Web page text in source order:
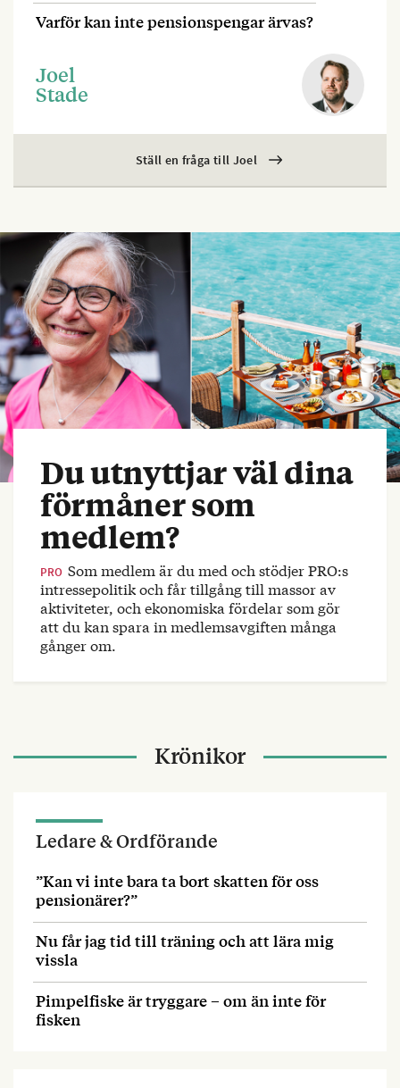
Varför kan inte pensionspengar ärvas?
Joel
Stade
Ställ en fråga till Joel
Du utnyttjar väl dina
förmåner som
medlem?
PRO Som medlem är du med och stödjer PRO:s
intressepolitik och får tillgång till massor av
aktiviteter, och ekonomiska fördelar som gör
att du kan spara in medlemsavgiften många
gånger om.
Krönikor
Ledare & Ordförande
”Kan vi inte bara ta bort skatten för oss
pensionärer?”
Nu får jag tid till träning och att lära mig
vissla
Pimpelfiske är tryggare – om än inte för
fisken